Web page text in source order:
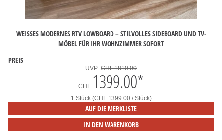
WEISSES MODERNES RTV LOWBOARD – STILVOLLES SIDEBOARD UND TV-M
ÖBEL FÜR IHR WOHNZIMMER SOFORT
PREIS
UVP: CHF 1810.00
CHF 1399.00*
1 Stück (CHF 1399.00 / Stück)
AUF DIE MERKLISTE
IN DEN WARENKORB